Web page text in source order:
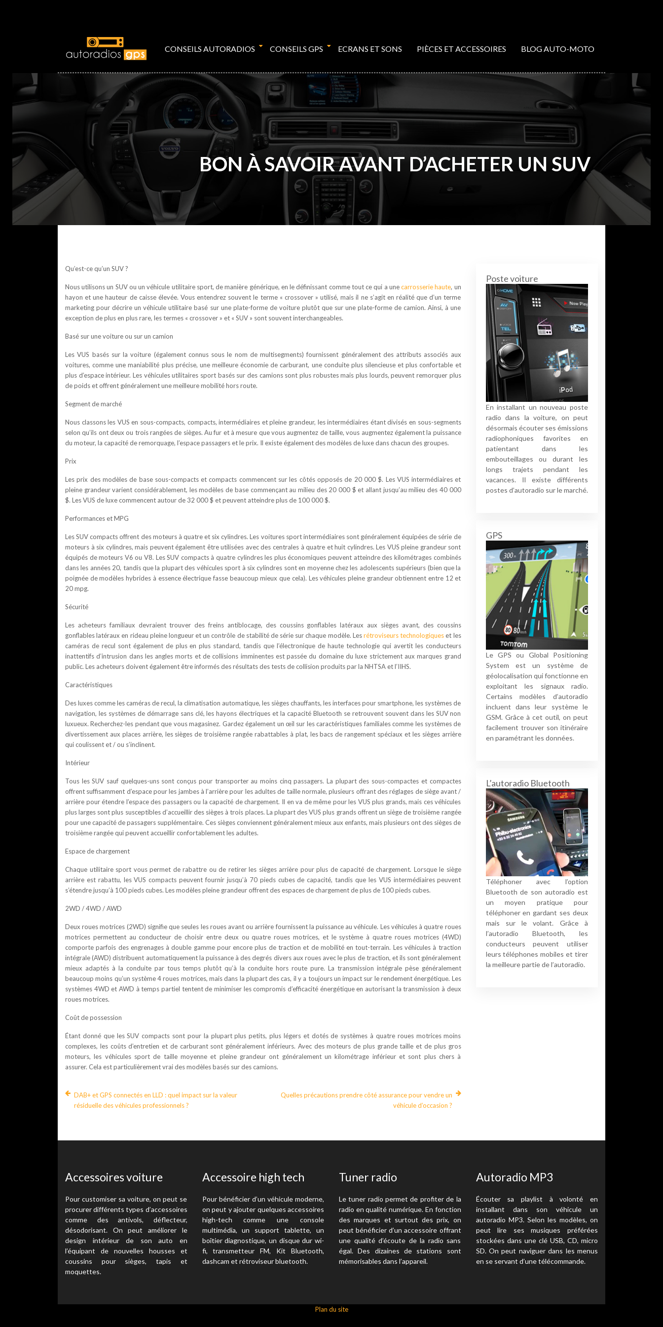
CONSEILS AUTORADIOS CONSEILS GPS ECRANS ET SONS PIÈCES ET ACCESSOIRES BLOG AUTO-MOTO
BON À SAVOIR AVANT D’ACHETER UN SUV
Qu’est-ce qu’un SUV ?
Nous utilisons un SUV ou un véhicule utilitaire sport, de manière générique, en le définissant comme tout ce qui a unecarrosserie haute, un
hayon et une hauteur de caisse élevée. Vous entendrez souvent le terme « crossover » utilisé, mais il ne s’agit en réalité que d’un terme
marketing pour décrire un véhicule utilitaire basé sur une plate-forme de voiture plutôt que sur une plate-forme de camion. Ainsi, à une
exception de plus en plus rare, les termes « crossover » et « SUV » sont souvent interchangeables.
Basé sur une voiture ou sur un camion
Les VUS basés sur la voiture (également connus sous le nom de multisegments) fournissent généralement des attributs associés aux
voitures, comme une maniabilité plus précise, une meilleure économie de carburant, une conduite plus silencieuse et plus confortable et
plus d’espace intérieur. Les véhicules utilitaires sport basés sur des camions sont plus robustes mais plus lourds, peuvent remorquer plus
de poids et offrent généralement une meilleure mobilité hors route.
Segment de marché
Nous classons les VUS en sous-compacts, compacts, intermédiaires et pleine grandeur, les intermédiaires étant divisés en sous-segments
selon qu’ils ont deux ou trois rangées de sièges. Au fur et à mesure que vous augmentez de taille, vous augmentez également la puissance
du moteur, la capacité de remorquage, l’espace passagers et le prix. Il existe également des modèles de luxe dans chacun des groupes.
Prix
Les prix des modèles de base sous-compacts et compacts commencent sur les côtés opposés de 20 000 $. Les VUS intermédiaires et
pleine grandeur varient considérablement, les modèles de base commençant au milieu des 20 000 $ et allant jusqu’au milieu des 40 000
$. Les VUS de luxe commencent autour de 32 000 $ et peuvent atteindre plus de 100 000 $.
Performances et MPG
Les SUV compacts offrent des moteurs à quatre et six cylindres. Les voitures sport intermédiaires sont généralement équipées de série de
moteurs à six cylindres, mais peuvent également être utilisées avec des centrales à quatre et huit cylindres. Les VUS pleine grandeur sont
équipés de moteurs V6 ou V8. Les SUV compacts à quatre cylindres les plus économiques peuvent atteindre des kilométrages combinés
dans les années 20, tandis que la plupart des véhicules sport à six cylindres sont en moyenne chez les adolescents supérieurs (bien que la
poignée de modèles hybrides à essence électrique fasse beaucoup mieux que cela). Les véhicules pleine grandeur obtiennent entre 12 et
20 mpg.
Sécurité
Les acheteurs familiaux devraient trouver des freins antiblocage, des coussins gonflables latéraux aux sièges avant, des coussins
gonflables latéraux en rideau pleine longueur et un contrôle de stabilité de série sur chaque modèle. Lesrétroviseurs technologiqueset les
caméras de recul sont également de plus en plus standard, tandis que l’électronique de haute technologie qui avertit les conducteurs
inattentifs d’intrusion dans les angles morts et de collisions imminentes est passée du domaine du luxe strictement aux marques grand
public. Les acheteurs doivent également être informés des résultats des tests de collision produits par la NHTSA et l’IIHS.
Caractéristiques
Des luxes comme les caméras de recul, la climatisation automatique, les sièges chauffants, les interfaces pour smartphone, les systèmes de
navigation, les systèmes de démarrage sans clé, les hayons électriques et la capacité Bluetooth se retrouvent souvent dans les SUV non
luxueux. Recherchez-les pendant que vous magasinez. Gardez également un œil sur les caractéristiques familiales comme les systèmes de
divertissement aux places arrière, les sièges de troisième rangée rabattables à plat, les bacs de rangement spéciaux et les sièges arrière
qui coulissent et / ou s’inclinent.
Intérieur
Tous les SUV sauf quelques-uns sont conçus pour transporter au moins cinq passagers. La plupart des sous-compactes et compactes
offrent suffisamment d’espace pour les jambes à l’arrière pour les adultes de taille normale, plusieurs offrant des réglages de siège avant /
arrière pour étendre l’espace des passagers ou la capacité de chargement. Il en va de même pour les VUS plus grands, mais ces véhicules
plus larges sont plus susceptibles d’accueillir des sièges à trois places. La plupart des VUS plus grands offrent un siège de troisième rangée
pour une capacité de passagers supplémentaire. Ces sièges conviennent généralement mieux aux enfants, mais plusieurs ont des sièges de
troisième rangée qui peuvent accueillir confortablement les adultes.
Espace de chargement
Chaque utilitaire sport vous permet de rabattre ou de retirer les sièges arrière pour plus de capacité de chargement. Lorsque le siège
arrière est rabattu, les VUS compacts peuvent fournir jusqu’à 70 pieds cubes de capacité, tandis que les VUS intermédiaires peuvent
s’étendre jusqu’à 100 pieds cubes. Les modèles pleine grandeur offrent des espaces de chargement de plus de 100 pieds cubes.
2WD / 4WD / AWD
Deux roues motrices (2WD) signifie que seules les roues avant ou arrière fournissent la puissance au véhicule. Les véhicules à quatre roues
motrices permettent au conducteur de choisir entre deux ou quatre roues motrices, et le système à quatre roues motrices (4WD)
comporte parfois des engrenages à double gamme pour encore plus de traction et de mobilité en tout-terrain. Les véhicules à traction
intégrale (AWD) distribuent automatiquement la puissance à des degrés divers aux roues avec le plus de traction, et ils sont généralement
mieux adaptés à la conduite par tous temps plutôt qu’à la conduite hors route pure. La transmission intégrale pèse généralement
beaucoup moins qu’un système 4 roues motrices, mais dans la plupart des cas, il y a toujours un impact sur le rendement énergétique. Les
systèmes 4WD et AWD à temps partiel tentent de minimiser les compromis d’efficacité énergétique en autorisant la transmission à deux
roues motrices.
Coût de possession
Étant donné que les SUV compacts sont pour la plupart plus petits, plus légers et dotés de systèmes à quatre roues motrices moins
complexes, les coûts d’entretien et de carburant sont généralement inférieurs. Avec des moteurs de plus grande taille et de plus gros
moteurs, les véhicules sport de taille moyenne et pleine grandeur ont généralement un kilométrage inférieur et sont plus chers à
assurer. Cela est particulièrement vrai des modèles basés sur des camions.
DAB+ et GPS connectés en LLD : quel impact sur la valeur
résiduelle des véhicules professionnels ?
Quelles précautions prendre côté assurance pour vendre un
véhicule d’occasion ?
Poste voiture
En installant un nouveau poste
radio dans la voiture, on peut
désormais écouter ses émissions
radiophoniques favorites en
patientant dans les
embouteillages ou durant les
longs trajets pendant les
vacances. Il existe différents
postes d’autoradio sur le marché.
GPS
Le GPS ou Global Positioning
System est un système de
géolocalisation qui fonctionne en
exploitant les signaux radio.
Certains modèles d’autoradio
incluent dans leur système le
GSM. Grâce à cet outil, on peut
facilement trouver son itinéraire
en paramétrant les données.
L’autoradio Bluetooth
Téléphoner avec l’option
Bluetooth de son autoradio est
un moyen pratique pour
téléphoner en gardant ses deux
mais sur le volant. Grâce à
l’autoradio Bluetooth, les
conducteurs peuvent utiliser
leurs téléphones mobiles et tirer
la meilleure partie de l’autoradio.
Accessoires voiture
Pour customiser sa voiture, on peut se
procurer différents types d’accessoires
comme des antivols, déflecteur,
désodorisant. On peut améliorer le
design intérieur de son auto en
l’équipant de nouvelles housses et
coussins pour sièges, tapis et
moquettes.
Accessoire high tech
Pour bénéficier d’un véhicule moderne,
on peut y ajouter quelques accessoires
high-tech comme une console
multimédia, un support tablette, un
boîtier diagnostique, un disque dur wi-
fi, transmetteur FM, Kit Bluetooth,
dashcam et rétroviseur bluetooth.
Tuner radio
Le tuner radio permet de profiter de la
radio en qualité numérique. En fonction
des marques et surtout des prix, on
peut bénéficier d’un accessoire offrant
une qualité d’écoute de la radio sans
égal. Des dizaines de stations sont
mémorisables dans l’appareil.
Autoradio MP3
Écouter sa playlist à volonté en
installant dans son véhicule un
autoradio MP3. Selon les modèles, on
peut lire ses musiques préférées
stockées dans une clé USB, CD, micro
SD. On peut naviguer dans les menus
en se servant d’une télécommande.
Plan du site